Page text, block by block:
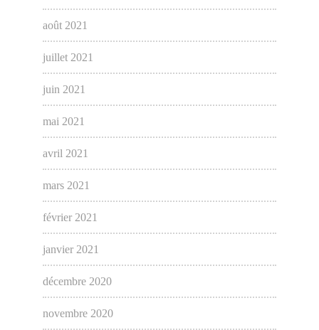
août 2021
juillet 2021
juin 2021
mai 2021
avril 2021
mars 2021
février 2021
janvier 2021
décembre 2020
novembre 2020